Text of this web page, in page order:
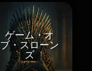
ゲーム・オ
ブ・スローン
ズ